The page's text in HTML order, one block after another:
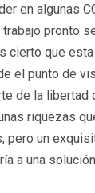
en algunas
pronto
cierto que
el punto de
de la
riquezas
pero un
a una